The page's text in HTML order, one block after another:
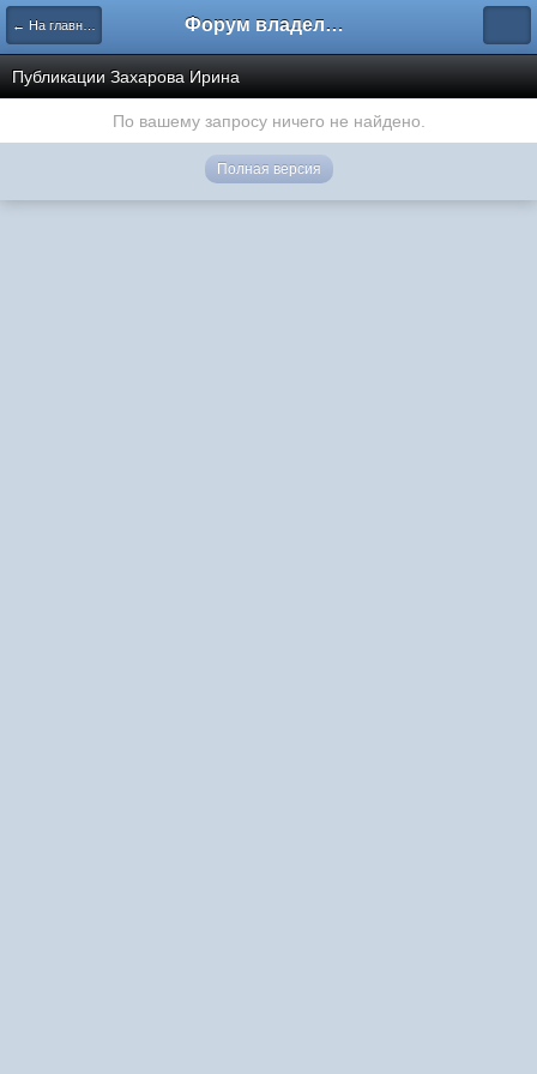
← На главную Форум владельцев интернет-магазинов
Публикации Захарова Ирина
По вашему запросу ничего не найдено.
Полная версия